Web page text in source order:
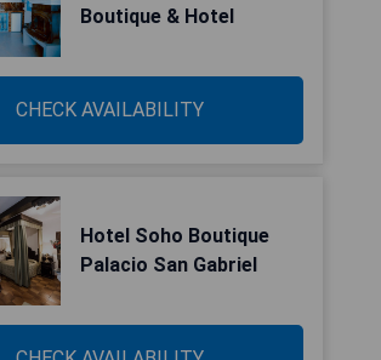
Boutique & Hotel
CHECK AVAILABILITY
Hotel Soho Boutique
Palacio San Gabriel